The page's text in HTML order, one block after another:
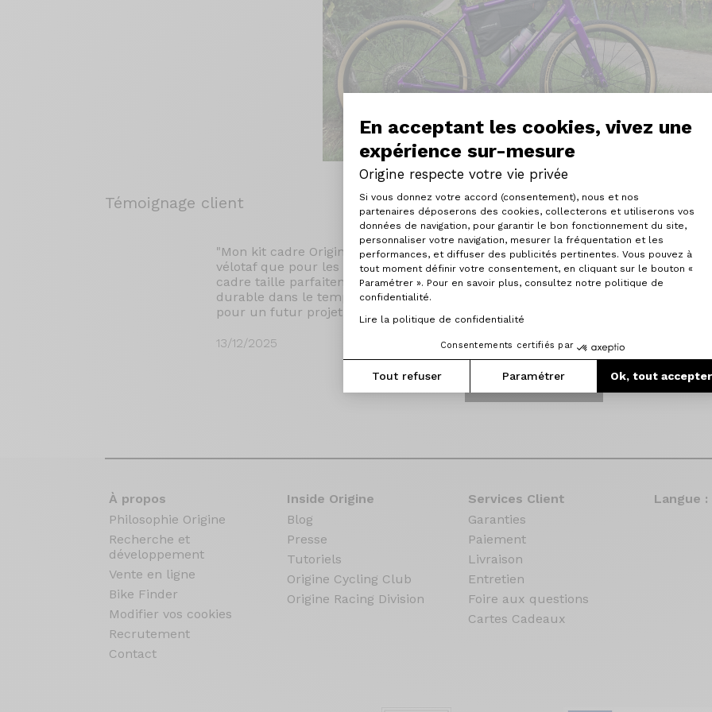
En acceptant les cookies, vivez une
expérience sur-mesure
Origine respecte votre vie privée
Plateforme de Gestion du
Si vous donnez votre accord (consentement), nous et nos
partenaires déposerons des cookies, collecterons et utiliserons vos
données de navigation, pour garantir le bon fonctionnement du site,
personnaliser votre navigation, mesurer la fréquentation et les
performances, et diffuser des publicités pertinentes. Vous pouvez à
tout moment définir votre consentement, en cliquant sur le bouton «
Paramétrer ». Pour en savoir plus, consultez notre politique de
confidentialité.
Lire la politique de confidentialité
Consentements certifiés par
Tout refuser Paramétrer Ok, tout accepter
Axeptio consent
Témoignage client
"Mon kit cadre Origine Trail est vraiment top, j’en suis plus que satisfait. Il est
vélotaf que pour les longues sorties, que ce soit sur piste cyclable ou sur les
cadre taille parfaitement, il est léger et robuste, tout ce qu’il faut pour se faire
durable dans le temps. Il est aussi super pratique, avec des points de fixations
pour un futur projet de bikepacking. Je recommande chaudement !"
13/12/2025
Configurez le votre
À propos
Philosophie Origine
Recherche et
développement
Vente en ligne
Bike Finder
Modifier vos cookies
Recrutement
Contact
Inside Origine
Blog
Presse
Tutoriels
Origine Cycling Club
Origine Racing Division
Services Client
Garanties
Paiement
Livraison
Entretien
Foire aux questions
Cartes Cadeaux
Langue :